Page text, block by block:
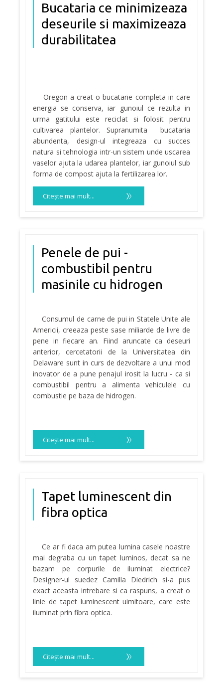
Bucataria ce minimizeaza
deseurile si maximizeaza
durabilitatea
Oregon a creat o bucatarie completa in care
energia se conserva, iar gunoiul ce rezulta in
urma gatitului este reciclat si folosit pentru
cultivarea plantelor. Supranumita bucataria
abundenta, design-ul integreaza cu succes
natura si tehnologia intr-un sistem unde uscarea
vaselor ajuta la udarea plantelor, iar gunoiul sub
forma de compost ajuta la fertilizarea lor.
Citeşte mai mult...
Penele de pui -
combustibil pentru
masinile cu hidrogen
Consumul de carne de pui in Statele Unite ale
Americii, creeaza peste sase miliarde de livre de
pene in fiecare an. Fiind aruncate ca deseuri
anterior, cercetatorii de la Universitatea din
Delaware sunt in curs de dezvoltare a unui mod
inovator de a pune penajul irosit la lucru - ca si
combustibil pentru a alimenta vehiculele cu
combustie pe baza de hidrogen.
Citeşte mai mult...
Tapet luminescent din
fibra optica
Ce ar fi daca am putea lumina casele noastre
mai degraba cu un tapet luminos, decat sa ne
bazam pe corpurile de iluminat electrice?
Designer-ul suedez Camilla Diedrich si-a pus
exact aceasta intrebare si ca raspuns, a creat o
linie de tapet luminescent uimitoare, care este
iluminat prin fibra optica.
Citeşte mai mult...